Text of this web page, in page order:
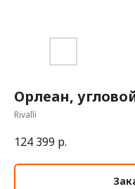
Орлеан,
Rivalli
124 399 р.